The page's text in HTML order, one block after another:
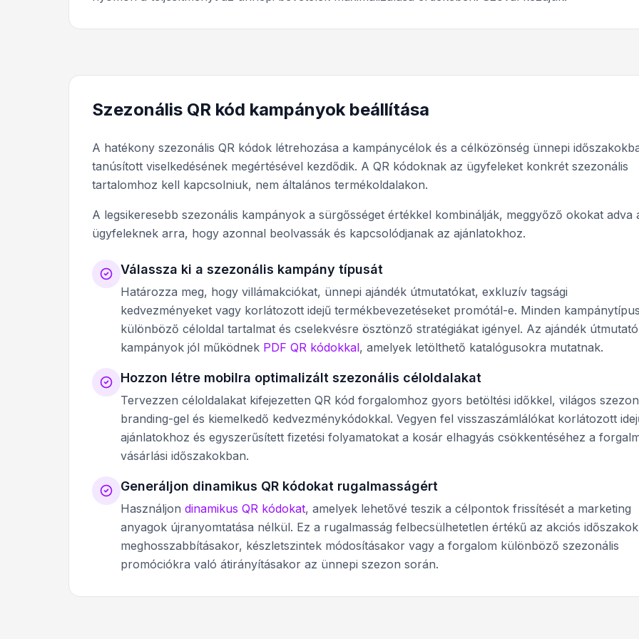
Szezonális QR kód kampányok beállítása
A hatékony szezonális QR kódok létrehozása a kampánycélok és a célközönség ünnepi
tanúsított viselkedésének megértésével kezdődik. A QR kódoknak az ügyfeleket konkrét szezonális
tartalomhoz kell kapcsolniuk, nem általános termékoldalakon.
A legsikeresebb szezonális kampányok a sürgősséget értékkel kombinálják, meggyőző okokat adva
ügyfeleknek arra, hogy azonnal beolvassák és kapcsolódjanak az ajánlatokhoz.
Válassza ki a szezonális kampány típusát
Határozza meg, hogy villámakciókat, ünnepi ajándék útmutatókat, exkluzív tagsági
kedvezményeket vagy korlátozott idejű termékbevezetéseket promótál-e. Minden kampánytípus
különböző céloldal tartalmat és cselekvésre ösztönző stratégiákat igényel. Az ajándék útmutató
kampányok jól működnek PDF QR kódokkal, amelyek letölthető katalógusokra mutatnak.
Hozzon létre mobilra optimalizált szezonális céloldalakat
Tervezzen céloldalakat kifejezetten QR kód forgalomhoz gyors betöltési időkkel, világos
branding-gel és kiemelkedő kedvezménykódokkal. Vegyen fel visszaszámlálókat korlátozott
ajánlatokhoz és egyszerűsített fizetési folyamatokat a kosár elhagyás csökkentéséhez a
vásárlási időszakokban.
Generáljon dinamikus QR kódokat rugalmasságért
Használjon dinamikus QR kódokat, amelyek lehetővé teszik a célpontok frissítését a marketing
anyagok újranyomtatása nélkül. Ez a rugalmasság felbecsülhetetlen értékű az akciós időszakok
meghosszabbításakor, készletszintek módosításakor vagy a forgalom különböző szezonális
promóciókra való átirányításakor az ünnepi szezon során.